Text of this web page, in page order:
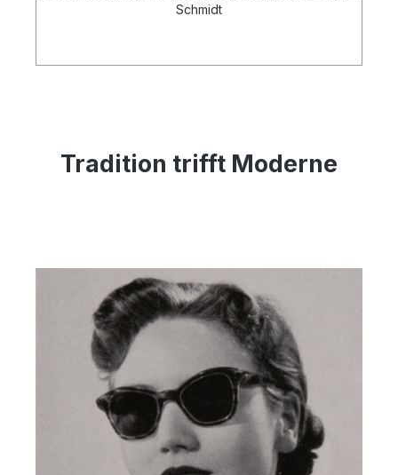
Schmidt
Tradition trifft Moderne